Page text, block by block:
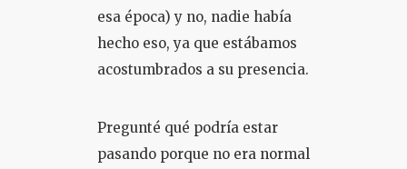
esa época) y no, nadie había
hecho eso, ya que estábamos
acostumbrados a su presencia.
Pregunté qué podría estar
pasando porque no era normal